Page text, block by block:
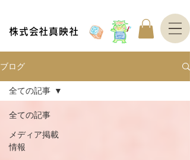
株式会社真映社
ブログ
全ての記事
メディア掲載
情報
全ての記事